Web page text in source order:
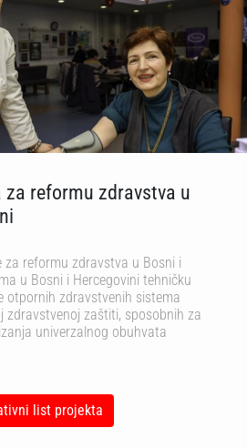
za reformu zdravstva u
za reformu zdravstva u Bosni i
u Bosni i Hercegovini tehničku
otpornih zdravstvenih sistema
zdravstvenoj zaštiti, sposobnih za
univerzalnog obuhvata
list projekta